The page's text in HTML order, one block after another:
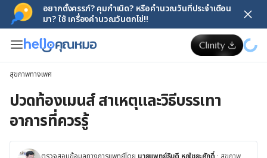
อยากตั้งครรภ์? คุมกำเนิด? หรือคำนวณวันที่ประจำเดือน
มา? ใช้ เครื่องคำนวณวันตกไข่!!
สุขภาพทางเพศ
ปวดท้องเมนส์ สาเหตุและวิธีบรรเทา
อาการที่ควรรู้